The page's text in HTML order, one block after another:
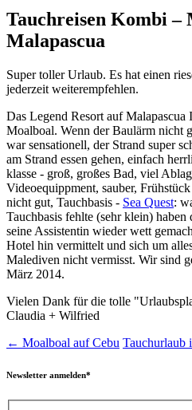
Tauchreisen Kombi –
Malapascua
Super toller Urlaub. Es hat einen
jederzeit weiterempfehlen.
Das Legend Resort auf Malapascua
Moalboal. Wenn der Baulärm nicht
war sensationell, der Strand super
am Strand essen gehen, einfach
klasse - groß, großes Bad, viel
Videoequippment, sauber,
nicht gut, Tauchbasis - Sea Quest:
Tauchbasis fehlte (sehr klein)
seine Assistentin wieder wett
Hotel hin vermittelt und sich um
Malediven nicht vermisst. Wir sind
März 2014.
Vielen Dank für die tolle
Claudia + Wilfried
← Moalboal auf Cebu Tauchurlaub
Newsletter anmelden*